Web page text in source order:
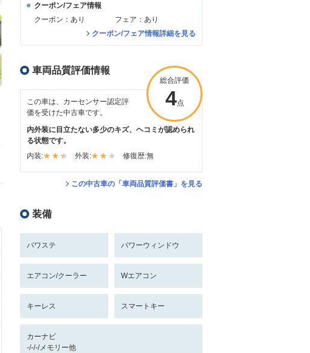
クーポン/フェア情報
クーポン：あり
フェア：あり
クーポン/フェア情報詳細を見る
車両品質評価情報
総合評価
4点
この車は、カーセンサー認定評
価を受けた中古車です。
内外装に目立たない多少のキズ、ヘコミが認められ
る状態です。
内装:
外装: 修復歴:無
この中古車の「車両品質評価書」を見る
装備
パワステ パワーウィンドウ
エアコン/クーラー Wエアコン
キーレス スマートキー
カーナビ
-/-/-/メモリー他